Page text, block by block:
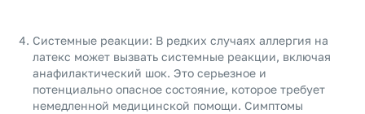
Системные реакции: В редких случаях аллергия на
латекс может вызвать системные реакции, включая
анафилактический шок. Это серьезное и
потенциально опасное состояние, которое требует
немедленной медицинской помощи. Симптомы